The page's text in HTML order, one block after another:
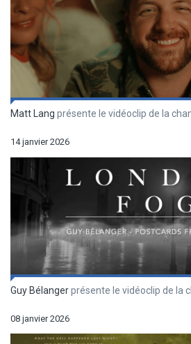
Matt Lang présente le vidéoclip de la
14 janvier 2026
Guy Bélangerprésente le vidéoclip de la
08 janvier 2026